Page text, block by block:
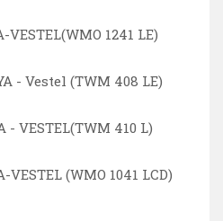
VESTEL(WMO 1241 LE)
- Vestel (TWM 408 LE)
- VESTEL(TWM 410 L)
VESTEL (WMO 1041 LCD)